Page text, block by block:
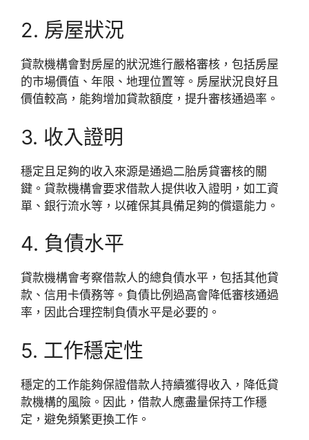
2. 房屋狀況
貸款機構會對房屋的狀況進行嚴格審核，包括房屋
的市場價值、年限、地理位置等。房屋狀況良好且
價值較高，能夠增加貸款額度，提升審核通過率。
3. 收入證明
穩定且足夠的收入來源是通過二胎房貸審核的關
鍵。貸款機構會要求借款人提供收入證明，如工資
單、銀行流水等，以確保其具備足夠的償還能力。
4. 負債水平
貸款機構會考察借款人的總負債水平，包括其他貸
款、信用卡債務等。負債比例過高會降低審核通過
率，因此合理控制負債水平是必要的。
5. 工作穩定性
穩定的工作能夠保證借款人持續獲得收入，降低貸
款機構的風險。因此，借款人應盡量保持工作穩
定，避免頻繁更換工作。